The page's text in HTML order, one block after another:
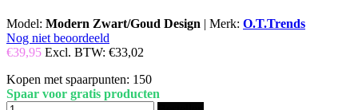
Model: Modern Zwart/Goud Design | Merk: O.T.Trends
Nog niet beoordeeld
€39,95 Excl. BTW: €33,02
Kopen met spaarpunten: 150
Spaar voor gratis producten